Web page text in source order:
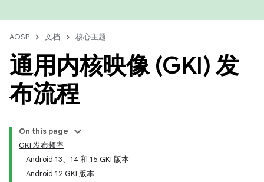
AOSP 文档 核心主题
通用内核映像 (GKI) 发
布流程
On this page
GKI 发布频率
Android 13、14 和 15 GKI 版本
Android 12 GKI 版本